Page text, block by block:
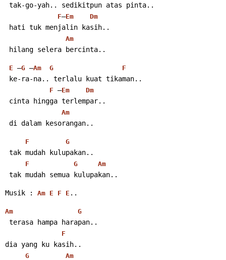
tak-go-yah.. sedikitpun atas pinta..
F–Em Dm
hati tuk menjalin kasih..
Am
hilang selera bercinta..
E –G –Am G F
ke-ra-na.. terlalu kuat tikaman..
F –Em Dm
cinta hingga terlempar..
Am
di dalam kesorangan..
F G
tak mudah kulupakan..
F G Am
tak mudah semua kulupakan..
Musik : Am E F E ..
Am G
terasa hampa harapan..
F
dia yang ku kasih..
G Am